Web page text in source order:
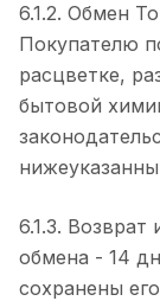
6.1.2. Обмен
Покупателю
расцветке,
бытовой
6.1.3.
обмена - 14
сохранены